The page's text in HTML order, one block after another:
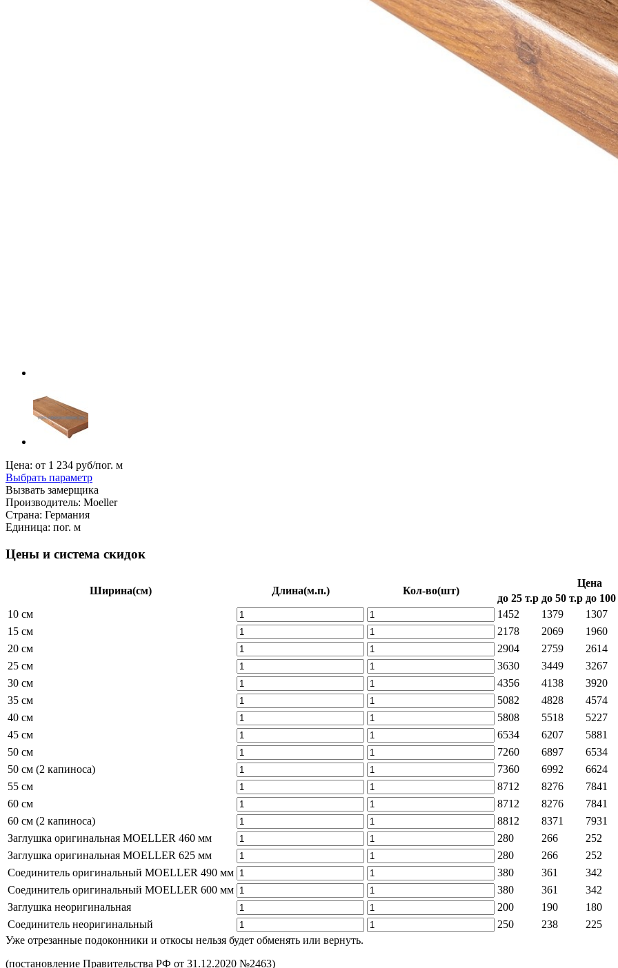
Цена: от 1 234 руб/пог. м
Выбрать параметр
Вызвать замерщика
Производитель: Moeller
Страна: Германия
Единица: пог. м
Цены и система скидок
Ширина(см) Длина(м.п.) Кол-во(шт)
Цена
до 25 т.р до 50 т.р до
10 см
1452 1379
1307
15 см
2178 2069
1960
20 см
2904 2759
2614
25 см
3630 3449
3267
30 см
4356 4138
3920
35 см
5082 4828
4574
40 см
5808 5518
5227
45 см
6534 6207
5881
50 см
7260 6897
6534
50 см (2 капиноса)
7360 6992
6624
55 см
8712 8276
7841
60 см
8712 8276
7841
60 см (2 капиноса)
8812 8371
7931
Заглушка оригинальная MOELLER 460 мм
280 266
252
Заглушка оригинальная MOELLER 625 мм
280 266
252
Соединитель оригинальный MOELLER 490 мм
380 361
342
Соединитель оригинальный MOELLER 600 мм
380 361
342
Заглушка неоригинальная
200 190
180
Соединитель неоригинальный
250 238
225
Уже отрезанные подоконники и откосы нельзя будет обменять или вернуть.
(постановление Правительства РФ от 31.12.2020 №2463)